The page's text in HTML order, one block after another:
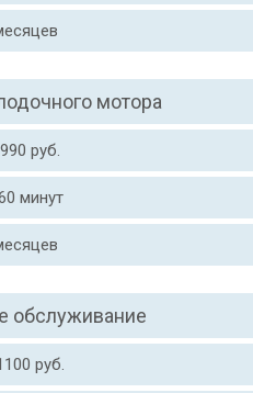
мотора
руб.
минут
обслуживание
руб.